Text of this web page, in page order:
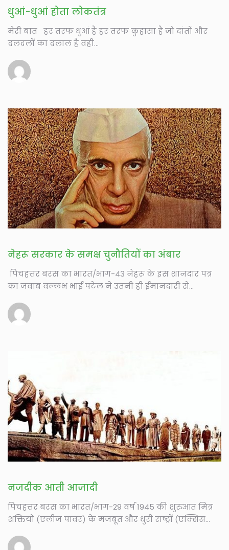
धुआं-धुआं होता लोकतंत्र
मेरी बात हर तरफ धुआं है हर तरफ कुहासा है जो दांतों और
दलदलों का दलाल है वही...
नेहरू सरकार के समक्ष चुनौतियों का अंबार
पिचहत्तर बरस का भारत/भाग-43 नेहरू के इस शानदार पत्र
का जवाब वल्लभ भाई पटेल ने उतनी ही ईमानदारी से...
नजदीक आती आजादी
पिचहत्तर बरस का भारत/भाग-29 वर्ष 1945 की शुरुआत मित्र
शक्तियों (एलीज पावर) के मजबूत और धुरी राष्ट्रों (एक्सिस